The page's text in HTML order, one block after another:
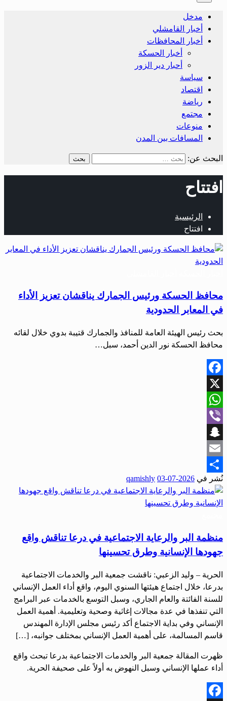
مدخل
أخبار القامشلي
أخبار المحافظات
أخبار الحسكة
أحبار دير الزور
سياسة
اقتصاد
رياضة
مجتمع
منوعات
المسافات بين المدن
البحث عن:
افتتاح
الرئيسية
افتتاح
محافظ الحسكة ورئيس الجمارك يناقشان تعزيز الأداء
في المعابر الحدودية
بحث رئيس الهيئة العامة للمنافذ والجمارك قتيبة بدوي خلال لقائه
محافظ الحسكة نور ‌‏الدين أحمد، سبل…
Facebook
X
WhatsApp
Viber
Snapchat
Email
Share
نُشر في 2026-07-03
qamishly
منظمة البر والرعاية الاجتماعية في درعا تناقش واقع
جهودها الإنسانية وطرق تحسينها
الحرية – وليد الزعبي: ناقشت جمعية البر والخدمات الاجتماعية
بدرعا، خلال اجتماع هيئتها السنوي اليوم، واقع أداء العمل الإنساني
للسنة الفائتة والعام الجاري، وسبل التوسع بالخدمات عبر البرامج
التي تنفذها في عدة مجالات إغاثية وصحية وتعليمية. أهمية العمل
الإنساني وفي بداية الاجتماع أكد رئيس مجلس الإدارة المهندس
قاسم المسالمة، على أهمية العمل الإنساني بمختلف جوانبه، […]
ظهرت المقالة جمعية البر والخدمات الاجتماعية بدرعا تبحث واقع
أداء عملها الإنساني وسبل النهوض به أولاً على صحيفة الحرية.